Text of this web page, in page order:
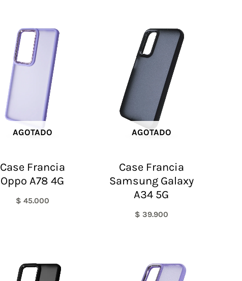
AGOTADO
Case Francia
Oppo A78 4G
$ 45.000
AGOTADO
Case Francia
Samsung Galaxy
A34 5G
$ 39.900